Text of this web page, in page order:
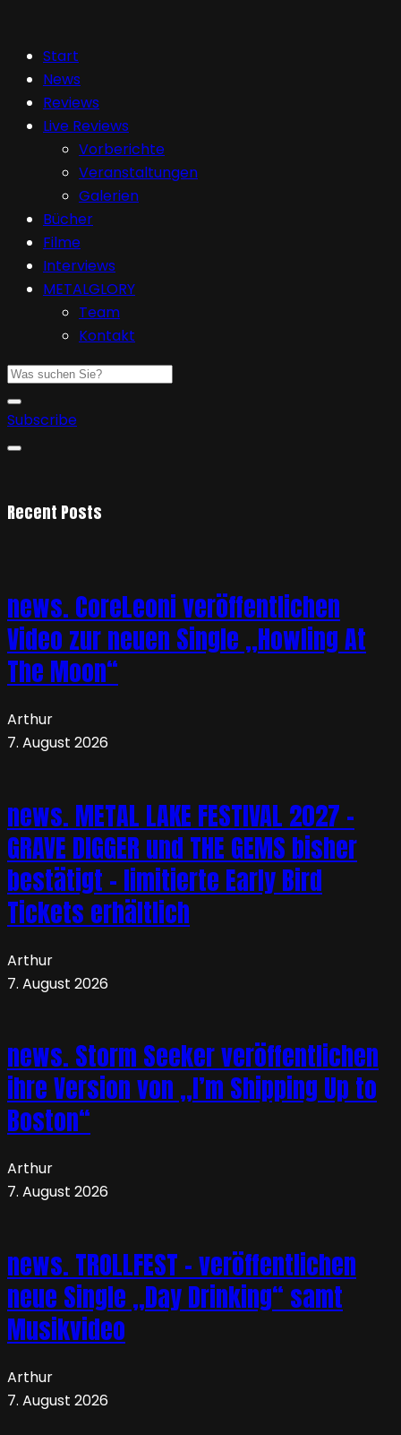
Start
News
Reviews
Live Reviews
Vorberichte
Veranstaltungen
Galerien
Bücher
Filme
Interviews
METALGLORY
Team
Kontakt
Subscribe
Recent Posts
news. CoreLeoni veröffentlichen
Video zur neuen Single „Howling At
The Moon“
Arthur
7. August 2026
news. METAL LAKE FESTIVAL 2027 –
GRAVE DIGGER und THE GEMS bisher
bestätigt – limitierte Early Bird
Tickets erhältlich
Arthur
7. August 2026
news. Storm Seeker veröffentlichen
ihre Version von „I’m Shipping Up to
Boston“
Arthur
7. August 2026
news. TROLLFEST – veröffentlichen
neue Single „Day Drinking“ samt
Musikvideo
Arthur
7. August 2026